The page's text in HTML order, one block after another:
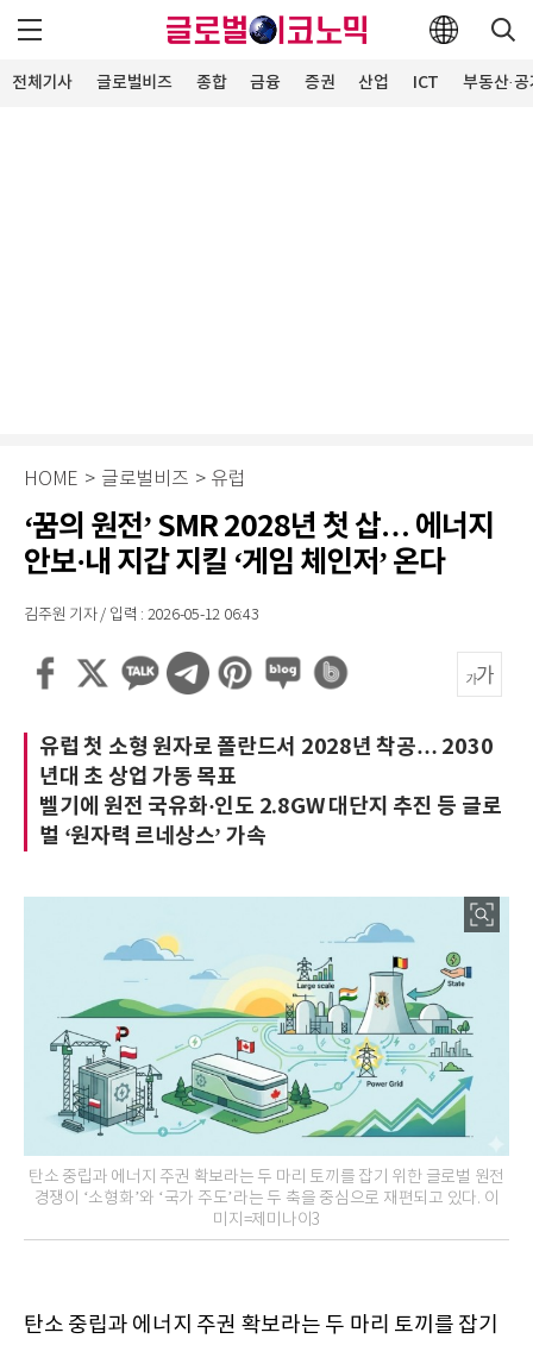
전체기사 글로벌비즈 종합 금융 증권 산업 ICT 부동산·
HOME > 글로벌비즈 > 유럽
‘꿈의 원전’ SMR 2028년 첫 삽… 에너지
안보·내 지갑 지킬 ‘게임 체인저’ 온다
김주원 기자 / 입력 : 2026-05-12 06:43
유럽 첫 소형 원자로 폴란드서 2028년 착공… 2030
년대 초 상업 가동 목표
벨기에 원전 국유화·인도 2.8GW 대단지 추진 등 글로
벌 ‘원자력 르네상스’ 가속
탄소 중립과 에너지 주권 확보라는 두 마리 토끼를 잡기 위한 글로벌 원전
경쟁이 ‘소형화’와 ‘국가 주도’라는 두 축을 중심으로 재편되고 있다. 이
미지=제미나이3
탄소 중립과 에너지 주권 확보라는 두 마리 토끼를 잡기